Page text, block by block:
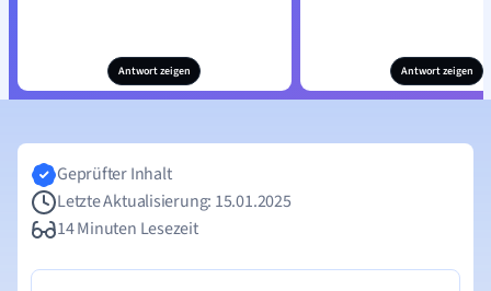
Antwort zeigen Antwort zeigen
Geprüfter Inhalt
Letzte Aktualisierung: 15.01.2025
14 Minuten Lesezeit